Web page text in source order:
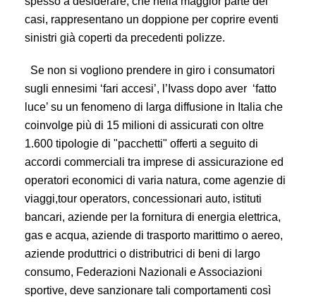
casi, rappresentano un doppione per coprire eventi
sinistri già coperti da precedenti polizze.
Se non si vogliono prendere in giro i consumatori
sugli ennesimi ‘fari accesi’, l’Ivass dopo aver ‘fatto
luce’ su un fenomeno di larga diffusione in Italia che
coinvolge più di 15 milioni di assicurati con oltre
1.600 tipologie di "pacchetti" offerti a seguito di
accordi commerciali tra imprese di assicurazione ed
operatori economici di varia natura, come agenzie di
viaggi,tour operators, concessionari auto, istituti
bancari, aziende per la fornitura di energia elettrica,
gas e acqua, aziende di trasporto marittimo o aereo,
aziende produttrici o distributrici di beni di largo
consumo, Federazioni Nazionali e Associazioni
sportive, deve sanzionare tali comportamenti così